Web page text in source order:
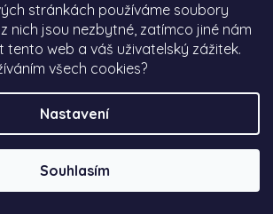
stránkách používáme soubory
nich jsou nezbytné, zatímco jiné nám
tento web a váš uživatelský zážitek.
všech cookies?
Nastavení
Souhlasím
obvykle do 2–3 pracovních dnů.
zpravidla do 2–3 pracovních dnů po
termín se může lišit podle rychlosti
vytížení výroby. Pokud na objednávku